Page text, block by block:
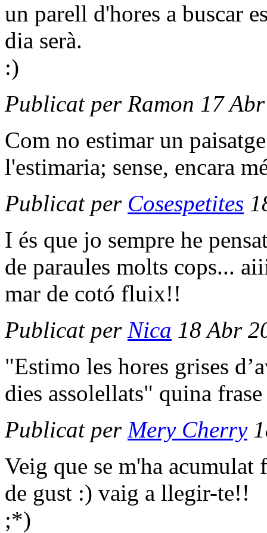
un parell d'hores a buscar
dia serà.
:)
Publicat per Ramon 17
Com no estimar un
l'estimaria; sense, encara
Publicat per Cosespetites
I és que jo sempre he
de paraules molts cops...
mar de cotó fluix!!
Publicat per Nica 18 Abr
"Estimo les hores grises
dies assolellats" quina
Publicat per Mery Cherry
Veig que se m'ha
de gust :) vaig a llegir-te!!
;*)